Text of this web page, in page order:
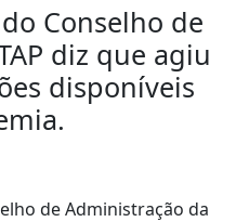
Conselho de
diz que agiu
disponíveis
de Administração da